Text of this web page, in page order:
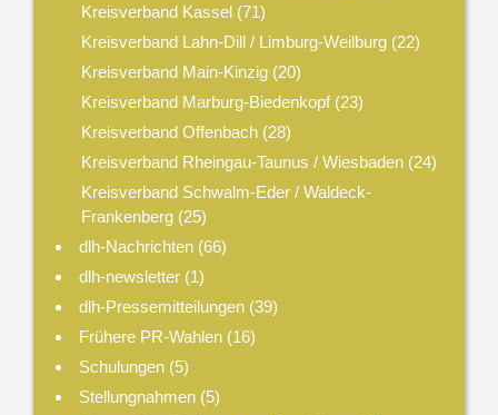
Kreisverband Kassel(71)
Kreisverband Lahn-Dill / Limburg-Weilburg(22)
Kreisverband Main-Kinzig(20)
Kreisverband Marburg-Biedenkopf(23)
Kreisverband Offenbach(28)
Kreisverband Rheingau-Taunus / Wiesbaden(24)
Kreisverband Schwalm-Eder / Waldeck-
Frankenberg(25)
dlh-Nachrichten (66)
dlh-newsletter (1)
dlh-Pressemitteilungen (39)
Frühere PR-Wahlen (16)
Schulungen (5)
Stellungnahmen (5)